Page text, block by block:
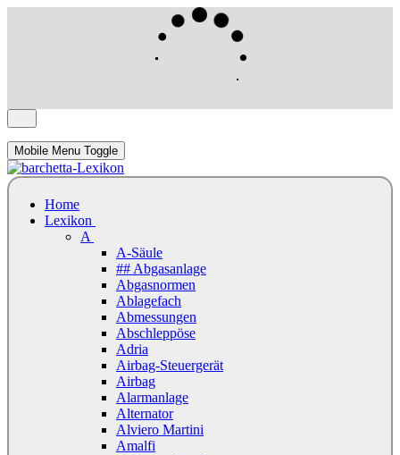
Mobile Menu Toggle
Home
Lexikon
A
A-Säule
## Abgasanlage
Abgasnormen
Ablagefach
Abmessungen
Abschleppöse
Adria
Airbag-Steuergerät
Airbag
Alarmanlage
Alternator
Alviero Martini
Amalfi